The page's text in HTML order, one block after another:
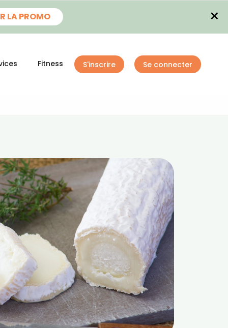
LA PROMO ×
Fitness S'inscrire Se connecter